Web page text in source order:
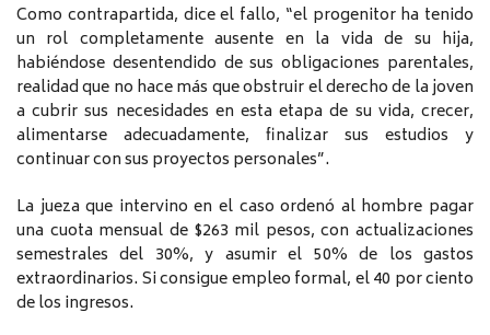
Como contrapartida, dice el fallo, “el progenitor ha tenido
un rol completamente ausente en la vida de su hija,
habiéndose desentendido de sus obligaciones parentales,
realidad que no hace más que obstruir el derecho de la joven
a cubrir sus necesidades en esta etapa de su vida, crecer,
alimentarse adecuadamente, finalizar sus estudios y
continuar con sus proyectos personales”.
La jueza que intervino en el caso ordenó al hombre pagar
una cuota mensual de $263 mil pesos, con actualizaciones
semestrales del 30%, y asumir el 50% de los gastos
extraordinarios. Si consigue empleo formal, el 40 por ciento
de los ingresos.